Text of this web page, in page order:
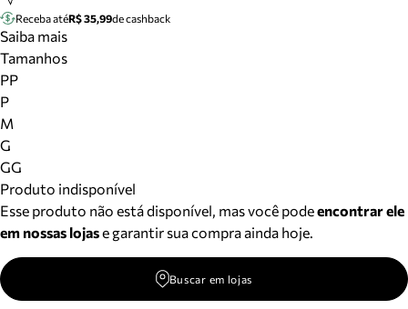
Tênis
Mule
Rasteira
Receba atéR$ 35,99de cashback
Saiba mais
Tamanhos
PP
P
M
G
GG
Produto indisponível
Esse produto não está disponível, mas você podeencontrar ele
em nossas lojase garantir sua compra ainda hoje.
Buscar em lojas